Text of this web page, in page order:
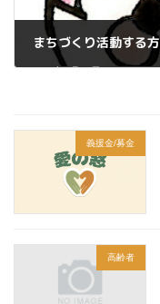
2026年5月19日
義援金/募金
高齢者